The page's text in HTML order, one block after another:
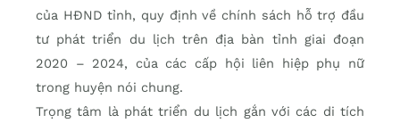
của HĐND tỉnh, quy định về chính sách hỗ trợ đầu
tư phát triển du lịch trên địa bàn tỉnh giai đoạn
2020 – 2024, của các cấp hội liên hiệp phụ nữ
trong huyện nói chung.
Trọng tâm là phát triển du lịch gắn với các di tích